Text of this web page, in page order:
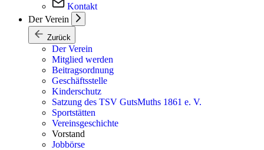
Kontakt
Der Verein
Zurück
Der Verein
Mitglied werden
Beitragsordnung
Geschäftsstelle
Kinderschutz
Satzung des TSV GutsMuths 1861 e. V.
Sportstätten
Vereinsgeschichte
Vorstand
Jobbörse